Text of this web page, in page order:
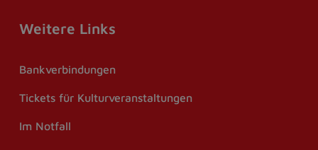
Weitere Links
Bankverbindungen
Tickets für Kulturveranstaltungen
Im Notfall